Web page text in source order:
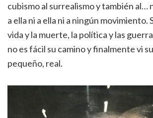
cubismo al surrealismo y también al…
a ella ni a ella ni a ningún movimiento.
vida y la muerte, la política y las
no es fácil su camino y finalmente vi
pequeño, real.